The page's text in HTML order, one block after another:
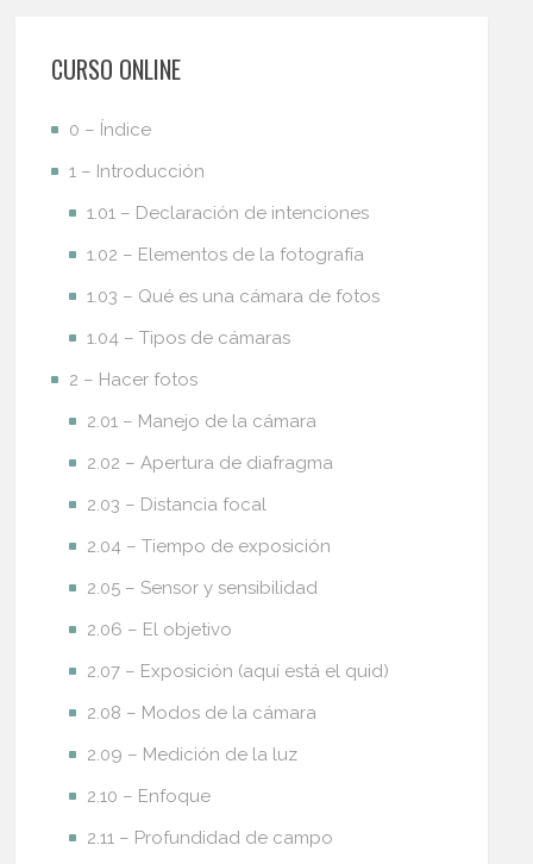
CURSO ONLINE
0 – Índice
1 – Introducción
1.01 – Declaración de intenciones
1.02 – Elementos de la fotografía
1.03 – Qué es una cámara de fotos
1.04 – Tipos de cámaras
2 – Hacer fotos
2.01 – Manejo de la cámara
2.02 – Apertura de diafragma
2.03 – Distancia focal
2.04 – Tiempo de exposición
2.05 – Sensor y sensibilidad
2.06 – El objetivo
2.07 – Exposición (aquí está el quid)
2.08 – Modos de la cámara
2.09 – Medición de la luz
2.10 – Enfoque
2.11 – Profundidad de campo